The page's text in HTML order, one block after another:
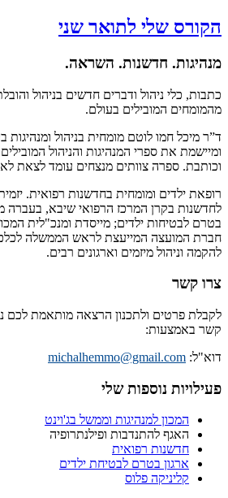
הקורס שלי לתואר שני
מנהיגות. חדשנות. השראה.
כתבות, כלי ניהול ודברים חדשים בניהול
מהמומחים המובילים בעולם.
ד”ר מיכל חמו לוטם מומחית בניהול ומנהיגות
ומיישמת את ספרי המנהיגות והניהול
וכותבת. ספרה צוותים מנצחים עומד לצאת
רופאת ילדים ומומחית בחדשנות רפואית.
לחדשנות בקרן המרכז הרפואי שיבא, בעברה
בטרם לבטיחות ילדים; מייסדת ומנכ"לית
חברת המועצה המייעצת לראש הממשלה
להקמה וניהול מיזמים וארגונים רבים.
צרו קשר
לקבלת פרטים ולתכנון הרצאה מותאמת לכם
קשר באמצעות:
דוא"ל: michalhemmo@gmail.com
פעילויות נוספות שלי
המכון למנהיגות וממשל בג'וינט
האגף להתנדבות ופילנתרופיה
חדשנות רפואית
ארגון בטרם לבטיחת ילדים
קליניקה פלוס